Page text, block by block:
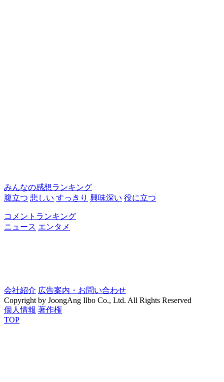
みんなの感想ランキング
腹立つ 悲しい すっきり 興味深い 役に立つ
コメントランキング
ニュース エンタメ
会社紹介 広告案内・お問い合わせ
Copyright by JoongAng Ilbo Co., Ltd. All Rights Reserved
個人情報 著作権
TOP